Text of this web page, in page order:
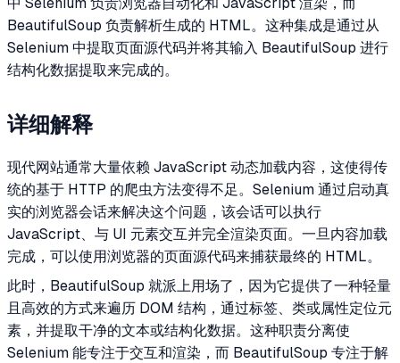
BeautifulSoup 负责解析生成的 HTML。这种集成是通过从
Selenium 中提取页面源代码并将其输入 BeautifulSoup 进行
结构化数据提取来完成的。
详细解释
现代网站通常大量依赖 JavaScript 动态加载内容，这使得传
统的基于 HTTP 的爬虫方法变得不足。Selenium 通过启动真
实的浏览器会话来解决这个问题，该会话可以执行
JavaScript、与 UI 元素交互并完全渲染页面。一旦内容加载
完成，可以使用浏览器的页面源代码来捕获最终的 HTML。
此时，BeautifulSoup 就派上用场了，因为它提供了一种轻量
且高效的方式来遍历 DOM 结构，通过标签、类或属性定位元
素，并提取干净的文本或结构化数据。这种职责分离使
Selenium 能专注于交互和渲染，而 BeautifulSoup 专注于解